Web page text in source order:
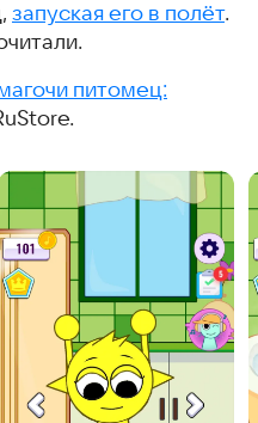
запуская его в полёт.
питомец: